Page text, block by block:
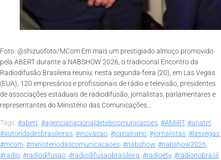
Foto: @shizuofoto/MCom Em mais um prestigiado almoço promovido
pela ABERT durante a NABSHOW 2026, o tradicional Encontro da
Radiodifusão Brasileira reuniu, nesta segunda-feira (20), em Las Vegas
(EUA), 120 empresários e profissionais de rádio e televisão, presidentes
de associações estaduais de radiodifusão, jornalistas, parlamentares e
representantes do Ministério das Comunicações...
Tags: #abert, #agencianacionaldetelecomunicacoes, #AMIRT, #anatel ,
#autoridadesbrasileiras, #inovacao, #jornalismo, #jornalistas, #lasvegas,
#mcom, #ministeriodascomunicacaoes, #nabshow, #nabshow2026,
#radio, #radiodifusao, #radiodifusaobrasileira, #radioetv, #radionobrasil ,